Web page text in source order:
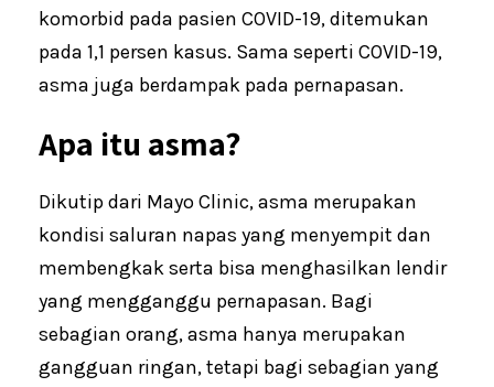
komorbid pada pasien COVID-19, ditemukan
pada 1,1 persen kasus. Sama seperti COVID-19,
asma juga berdampak pada pernapasan.
Apa itu asma?
Dikutip dari Mayo Clinic, asma merupakan
kondisi saluran napas yang menyempit dan
membengkak serta bisa menghasilkan lendir
yang mengganggu pernapasan. Bagi
sebagian orang, asma hanya merupakan
gangguan ringan, tetapi bagi sebagian yang